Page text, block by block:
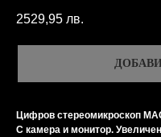
2529,95 лв.
Цифров стереомикроскоп
С камера и монитор.